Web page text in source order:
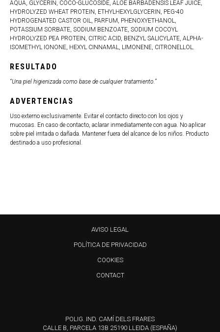
AQUA, GLYCERIN, COCO-GLUCOSIDE, ALOE BARBADENSIS LEAF JUICE,
HYDROLYZED WHEAT PROTEIN, ETHYLHEXYLGLYCERIN, PEG-40
HYDROGENATED CASTOR OIL, PARFUM, PHENOXYETHANOL,
POTASSIUM SORBATE, SODIUM BENZOATE, SODIUM COCOYL
HYDROLYZED PEA PROTEIN, CITRIC ACID, BENZYL SALICYLATE, ALPHA-
ISOMETHYL IONONE, HEXYL CINNAMAL, LIMONENE, CITRONELLOL.
RESULTADO
“Una piel higienizada como base de cualquier tratamiento.”
ADVERTENCIAS
Uso externo exclusivamente. Evitar el contacto directo con los ojos y
mucosas. En caso de contacto, aclarar inmediatamente con agua. No aplicar
sobre piel irritada o dañada. Mantener fuera del alcance de los niños. Producto
destinado a uso profesional.
AVISO LEGAL
POLÍTICA DE PRIVACIDAD
COOKIES
CONTACT
POLIG. IND. CAMÍ DELS FRARES
CALLE B, PARCELA 13B 25190 LLEIDA (ESPAÑA)